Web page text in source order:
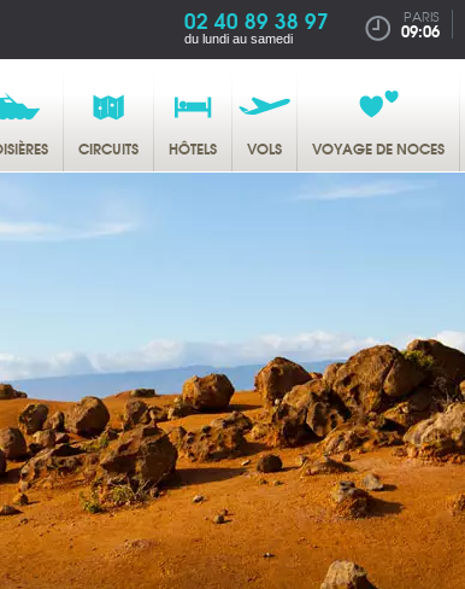
02 40 89 38 97
du lundi au samedi
PARIS
09:06
CIRCUITS HÔTELS VOLS VOYAGE DE NOCES